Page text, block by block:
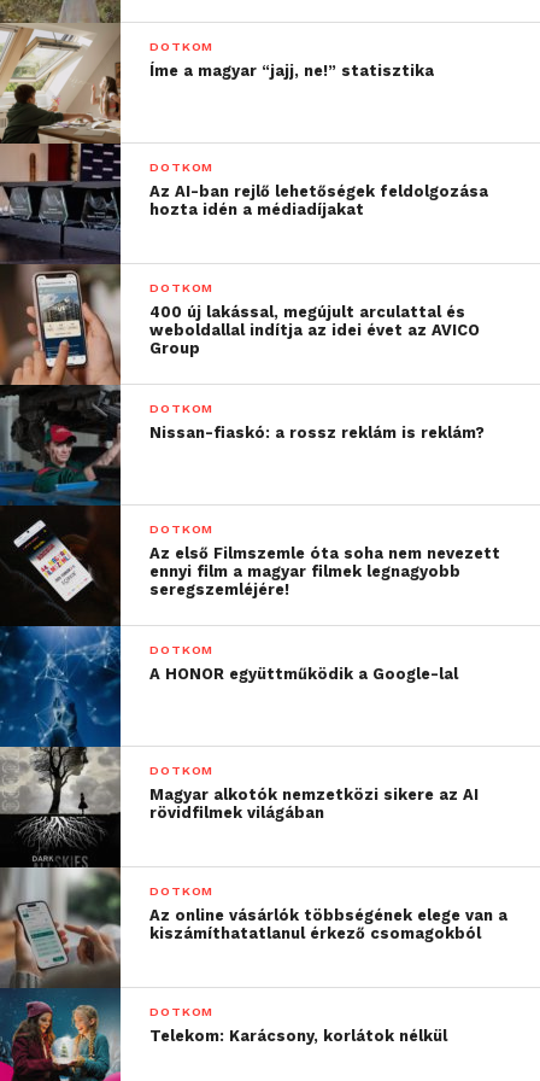
Az új helyzethez igazodva a sajtó munkatársainak
több mint négyötöde a korábbinál nagyobb
figyelmet fordít az álhírek kiszűrésére. Közel 70%-
uk szerint ugyanakkor a hírverseny erősödése
kisebb-nagyobb mértékben, de megnehezíti az
internetes értesülések ellenőrzését. Erre utal az is,
hogy a válaszadók ötöde egyértelműen, 42%-a pedig
részben úgy látja, hogy a közösségi médiában
terjedő álhírek terjedése miatt a hagyományos
médiában is több álhír jelenik meg.
DOTKOM
Íme a magyar “jajj, ne!” statisztika
DOTKOM
Az AI-ban rejlő lehetőségek feldolgozása
hozta idén a médiadíjakat
DOTKOM
400 új lakással, megújult arculattal és
weboldallal indítja az idei évet az AVICO
Group
DOTKOM
Nissan-fiaskó: a rossz reklám is reklám?
DOTKOM
Az első Filmszemle óta soha nem nevezett
ennyi film a magyar filmek legnagyobb
seregszemléjére!
DOTKOM
A HONOR együttműködik a Google-lal
DOTKOM
Magyar alkotók nemzetközi sikere az AI
rövidfilmek világában
DOTKOM
Az online vásárlók többségének elege van a
kiszámíthatatlanul érkező csomagokból
DOTKOM
Telekom: Karácsony, korlátok nélkül